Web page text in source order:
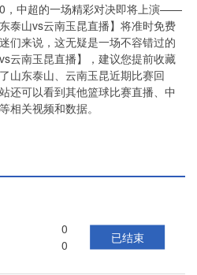
，中超的一场精彩对决即将上演——
泰山vs云南玉昆直播】将准时免费
们来说，这无疑是一场不容错过的
云南玉昆直播】，建议您提前收藏
山东泰山、云南玉昆近期比赛回
还可以看到其他篮球比赛直播、中
相关视频和数据。
0
0
已结束